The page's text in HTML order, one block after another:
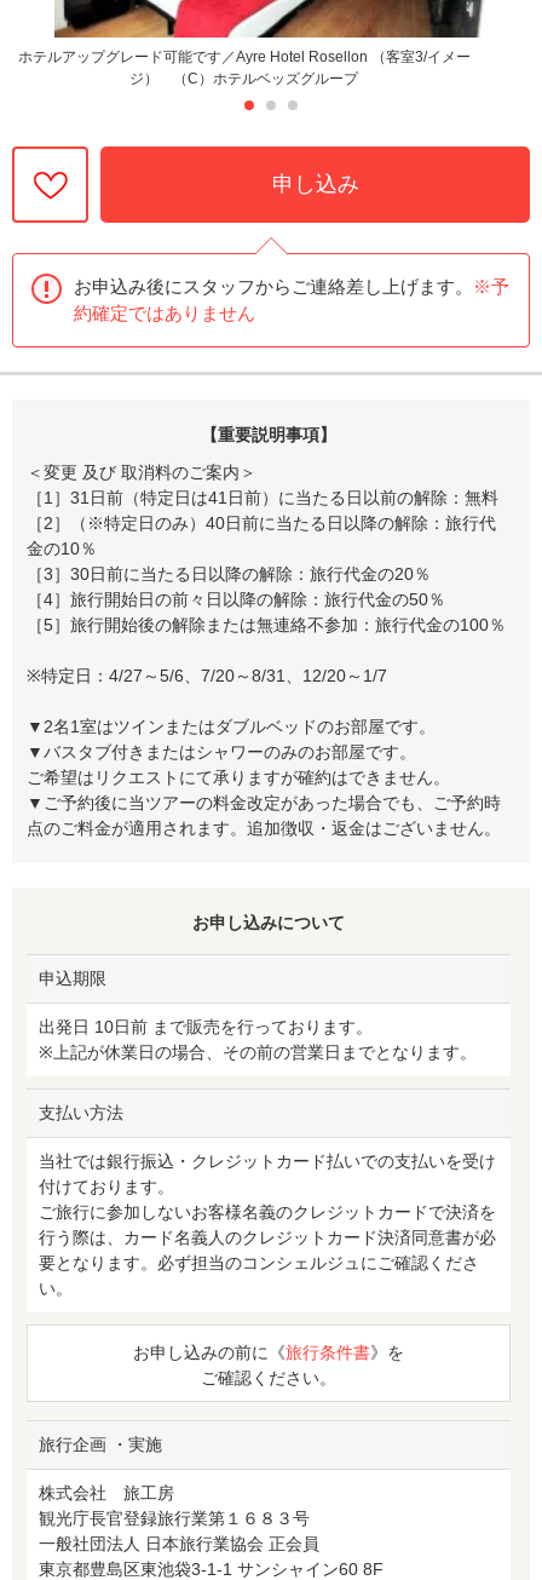
ホテルアップグレード可能です／Ayre Hotel Rosellon （客室3/イメー
ジ） （C）ホテルベッズグループ
申し込み
お申込み後にスタッフからご連絡差し上げます。
※予
約確定ではありません
【重要説明事項】
＜変更 及び 取消料のご案内＞
［1］31日前（特定日は41日前）に当たる日以前の解除：無料
［2］（※特定日のみ）40日前に当たる日以降の解除：旅行代
金の10％
［3］30日前に当たる日以降の解除：旅行代金の20％
［4］旅行開始日の前々日以降の解除：旅行代金の50％
［5］旅行開始後の解除または無連絡不参加：旅行代金の100％
※特定日：4/27～5/6、7/20～8/31、12/20～1/7
▼2名1室はツインまたはダブルベッドのお部屋です。
▼バスタブ付きまたはシャワーのみのお部屋です。
ご希望はリクエストにて承りますが確約はできません。
▼ご予約後に当ツアーの料金改定があった場合でも、ご予約時
点のご料金が適用されます。追加徴収・返金はございません。
お申し込みについて
申込期限
出発日 10日前 まで販売を行っております。
※上記が休業日の場合、その前の営業日までとなります。
支払い方法
当社では銀行振込・クレジットカード払いでの支払いを受け
付けております。
ご旅行に参加しないお客様名義のクレジットカードで決済を
行う際は、カード名義人のクレジットカード決済同意書が必
要となります。必ず担当のコンシェルジュにご確認くださ
い。
お申し込みの前に《旅行条件書》を
ご確認ください。
旅行企画 ・実施
株式会社 旅工房
観光庁長官登録旅行業第１６８３号
一般社団法人 日本旅行業協会 正会員
東京都豊島区東池袋3-1-1 サンシャイン60 8F